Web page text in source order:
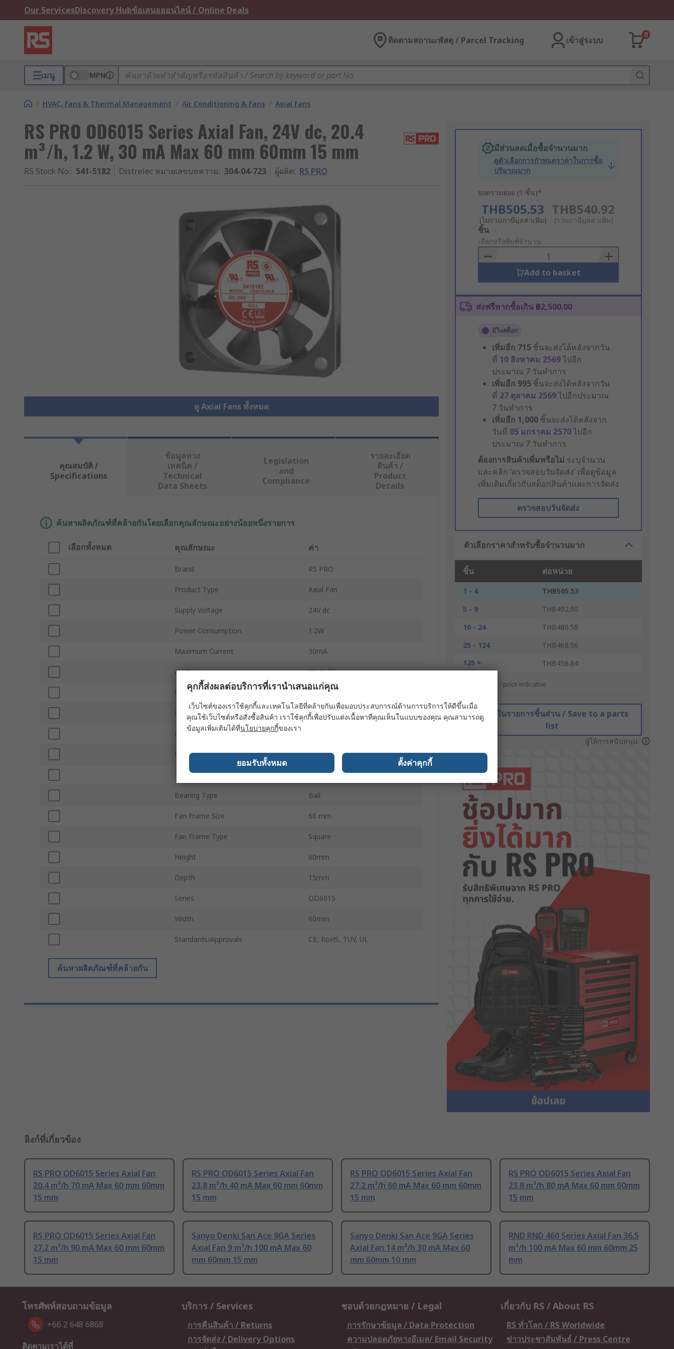
Our ServicesDiscovery Hubข้อเสนอออนไลน์ / Online Deals
ติดตามสถานะพัสดุ / Parcel Tracking เข้าสู่ระบบ
0
เมนู MPN
/ HVAC, Fans & Thermal Management / Air Conditioning & Fans / Axial Fans
RS PRO OD6015 Series Axial Fan, 24V dc, 20.4
m³/h, 1.2 W, 30 mA Max 60 mm 60mm 15 mm
RS Stock No.: 541-5182 Distrelec หมายเลขบทความ: 304-04-723 ผู้ผลิต: RS PRO
ดู Axial Fans ทั้งหมด
มีส่วนลดเมื่อซื้อจำนวนมาก
ดูตัวเลือกการกำหนดราคาในการซื้อ
ปริมาณมาก
ยอดรวมย่อย (1 ชิ้น)*
THB505.53
(ไม่รวมภาษีมูลค่าเพิ่ม)
THB540.92
(รวมภาษีมูลค่าเพิ่ม)
Add
to
Basket
ชิ้น
เลือกหรือพิมพ์จำนวน
Add to basket
ส่งฟรีหากซื้อเกิน ฿2,500.00
มีในสต็อก
เพิ่มอีก 715 ชิ้นจะส่งได้หลังจากวัน
ที่ 10 สิงหาคม 2569ไปอีก
ประมาณ 7 วันทำการ
เพิ่มอีก 995 ชิ้นจะส่งได้หลังจากวัน
ที่ 27 ตุลาคม 2569ไปอีกประมาณ
7 วันทำการ
เพิ่มอีก 1,000 ชิ้นจะส่งได้หลังจาก
วันที่ 05 มกราคม 2570ไปอีก
ประมาณ 7 วันทำการ
ต้องการสินค้าเพิ่มหรือไม่ ระบุจำนวน
และคลิก ‘ตรวจสอบวันจัดส่ง’ เพื่อดูข้อมูล
เพิ่มเติมเกี่ยวกับสต็อกสินค้าและการจัดส่ง
ตรวจสอบวันจัดส่ง
ตัวเลือกราคาสำหรับซื้อจำนวนมาก
ชิ้น ต่อหน่วย
1 - 4
THB505.53
5 - 9
THB492.90
10 - 24
THB480.58
25 - 124
THB468.56
125 +
THB456.84
*ตัวบ่งบอกราคา / price indicative
บันทึกในรายการชิ้นส่วน / Save to a parts
list
ผู้ให้การสนับสนุน
คุณสมบัติ /
Specifications
ข้อมูลทาง
เทคนิค /
Technical
Data Sheets
Legislation
and
Compliance
รายละเอียด
สินค้า /
Product
Details
ค้นหาผลิตภัณฑ์ที่คล้ายกันโดยเลือกคุณลักษณะอย่างน้อยหนึ่งรายการ
เลือกทั้งหมด คุณลักษณะ ค่า
Brand RS PRO
Product Type Axial Fan
Supply Voltage 24V dc
Power Consumption 1.2W
Maximum Current 30mA
Air Flow 20.4m³/h
Noise Level 25dB
Fan Speed 3500rpm
External Depth
Direction of Curve Backward
Terminal Type Wire
Bearing Type Ball
Fan Frame Size 60 mm
Fan Frame Type Square
Height 60mm
Depth 15mm
Series OD6015
Width 60mm
Standards/Approvals CE, RoHS, TUV, UL
ค้นหาผลิตภัณฑ์ที่คล้ายกัน
ลิงก์ที่เกี่ยวข้อง
RS PRO OD6015 Series Axial Fan
20.4 m³/h 70 mA Max 60 mm 60mm
15 mm
RS PRO OD6015 Series Axial Fan
23.8 m³/h 40 mA Max 60 mm 60mm
15 mm
RS PRO OD6015 Series Axial Fan
27.2 m³/h 60 mA Max 60 mm 60mm
15 mm
RS PRO OD6015 Series Axial Fan
23.8 m³/h 80 mA Max 60 mm 60mm
15 mm
RS PRO OD6015 Series Axial Fan
27.2 m³/h 90 mA Max 60 mm 60mm
15 mm
Sanyo Denki San Ace 9GA Series
Axial Fan 9 m³/h 100 mA Max 60
mm 60mm 15 mm
Sanyo Denki San Ace 9GA Series
Axial Fan 14 m³/h 30 mA Max 60
mm 60mm 10 mm
RND RND 460 Series Axial Fan 36.5
m³/h 100 mA Max 60 mm 60mm 25
mm
โทรศัพท์สอบถามข้อมูล
+66 2 648 6868
ติดตามเราได้ที่
บริการ / Services
การคืนสินค้า / Returns
การจัดส่ง / Delivery Options
ชอบด้วยกฎหมาย / Legal
การรักษาข้อมูล / Data Protection
ความปลอดภัยทางอีเมล/ Email Security
เกี่ยวกับ RS / About RS
RS ทั่วโลก / RS Worldwide
ข่าวประชาสัมพันธ์ / Press Centre
คุกกี้ส่งผลต่อบริการที่เรานำเสนอแก่คุณ
เว็บไซต์ของเราใช้คุกกี้และเทคโนโลยีที่คล้ายกันเพื่อมอบประสบการณ์ด้านการบริการให้ดีขึ้นเมื่อ
คุณใช้เว็บไซต์หรือสั่งซื้อสินค้า เราใช้คุกกี้เพื่อปรับแต่งเนื้อหาที่คุณเห็นในแบบของคุณ คุณสามารถดู
ข้อมูลเพิ่มเติมได้ที่นโยบายคุกกี้ของเรา
ยอมรับทั้งหมด ตั้งค่าคุกกี้